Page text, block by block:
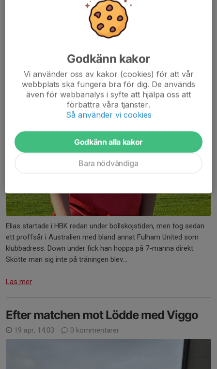
Elias startade i HBK redan under bollskojstiden, men tog sedan
ett proffsår i Australien med bland annat Fulham United som
klubbadress. Down under fick han hoppa på 7-manna direkt.
Skötte man sig inte på träningen blev...
Läs mer
Efter matchen mot Lödde med Viggo
19 apr, 14:03 0 kommentarer
Godkänn kakor
Vi använder oss av kakor (cookies) för att vår
webbplats ska fungera bra för dig. De används
även för webbanalys i syfte att hjälpa oss att
förbättra våra tjänster.
Så använder vi cookies
Godkänn alla kakor
Bara nödvändiga